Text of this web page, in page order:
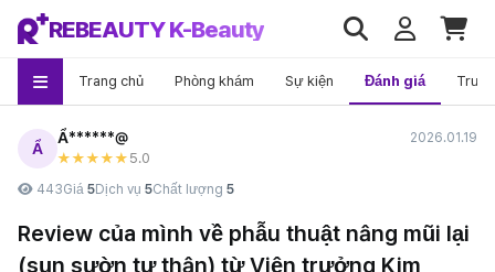
REBEAUTY K-Beauty
Trang chủ Phòng khám Sự kiện Đánh giá
Ẩ
Ẩ******@
★★★★★ 5.0
2026.01.19
443Giá 5Dịch vụ 5Chất lượng 5
Review của mình về phẫu thuật nâng mũi lại
(sụn sườn tự thân) từ Viện trưởng Kim